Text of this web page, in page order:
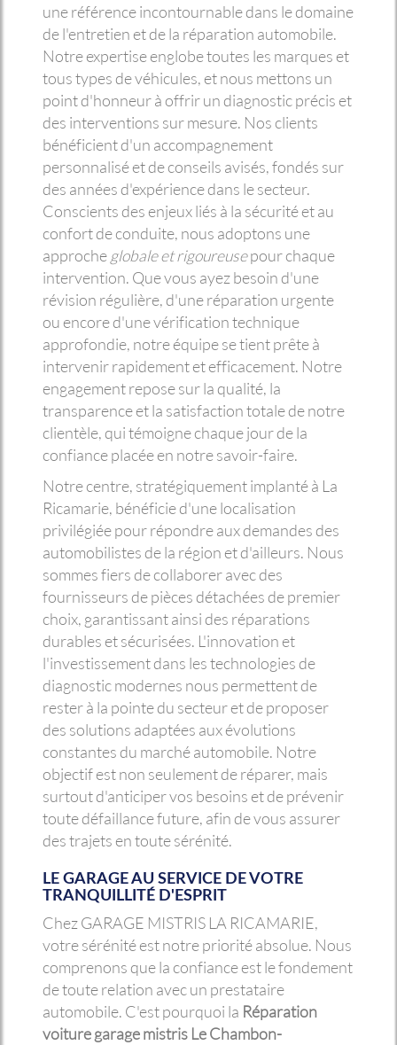
une référence incontournable dans le domaine
de l'entretien et de la réparation automobile.
Notre expertise englobe toutes les marques et
tous types de véhicules, et nous mettons un
point d'honneur à offrir un diagnostic précis et
des interventions sur mesure. Nos clients
bénéficient d'un accompagnement
personnalisé et de conseils avisés, fondés sur
des années d'expérience dans le secteur.
Conscients des enjeux liés à la sécurité et au
confort de conduite, nous adoptons une
approche globale et rigoureusepour chaque
intervention. Que vous ayez besoin d'une
révision régulière, d'une réparation urgente
ou encore d'une vérification technique
approfondie, notre équipe se tient prête à
intervenir rapidement et efficacement. Notre
engagement repose sur la qualité, la
transparence et la satisfaction totale de notre
clientèle, qui témoigne chaque jour de la
confiance placée en notre savoir-faire.
Notre centre, stratégiquement implanté à La
Ricamarie, bénéficie d'une localisation
privilégiée pour répondre aux demandes des
automobilistes de la région et d'ailleurs. Nous
sommes fiers de collaborer avec des
fournisseurs de pièces détachées de premier
choix, garantissant ainsi des réparations
durables et sécurisées. L'innovation et
l'investissement dans les technologies de
diagnostic modernes nous permettent de
rester à la pointe du secteur et de proposer
des solutions adaptées aux évolutions
constantes du marché automobile. Notre
objectif est non seulement de réparer, mais
surtout d'anticiper vos besoins et de prévenir
toute défaillance future, afin de vous assurer
des trajets en toute sérénité.
LE GARAGE AU SERVICE DE VOTRE
TRANQUILLITÉ D'ESPRIT
Chez GARAGE MISTRIS LA RICAMARIE,
votre sérénité est notre priorité absolue. Nous
comprenons que la confiance est le fondement
de toute relation avec un prestataire
automobile. C'est pourquoi la Réparation
voiture garage mistris Le Chambon-